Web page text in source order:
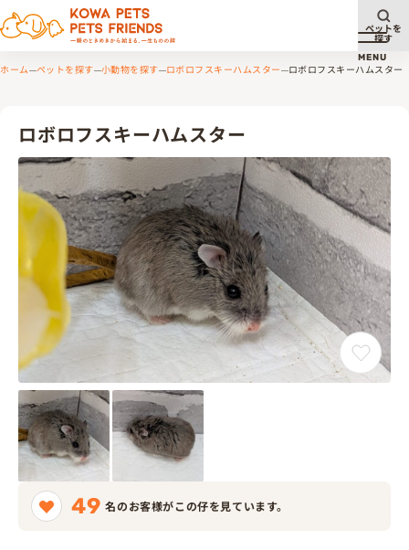
メニ
MENU
ペットを
探す
ホーム ペットを探す 小動物を探す ロボロフスキーハムスター ロボロフスキーハムスター
ロボロフスキーハムスター
49 名のお客様がこの仔を見ています。